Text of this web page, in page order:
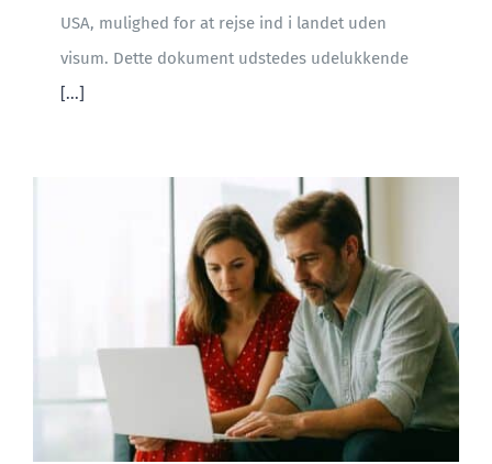
USA, mulighed for at rejse ind i landet uden
visum. Dette dokument udstedes udelukkende
[...]